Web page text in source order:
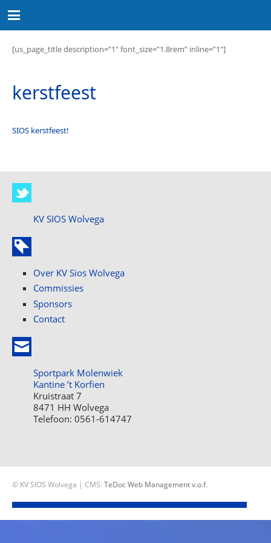
[us_page_title description=”1″ font_size=”1.8rem” inline=”1″]
kerstfeest
SIOS kerstfeest!
KV SIOS Wolvega
Over KV Sios Wolvega
Commissies
Sponsors
Contact
Sportpark Molenwiek
Kantine ’t Korfien
Kruistraat 7
8471 HH Wolvega
Telefoon: 0561-614747
© KV SIOS Wolvega | CMS: TeDoc Web Management v.o.f.